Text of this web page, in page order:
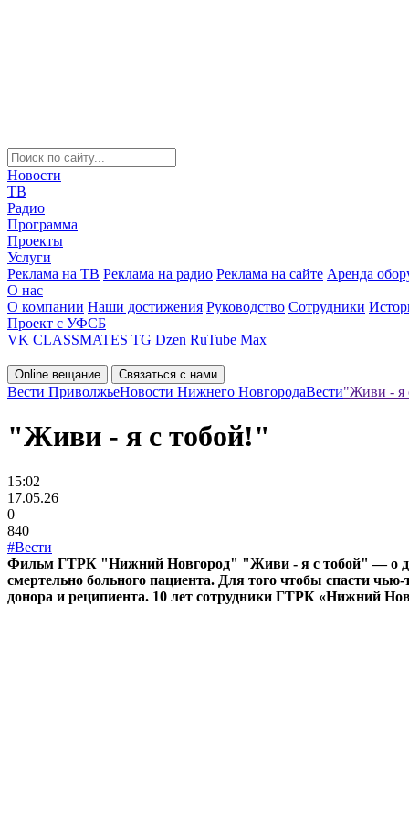
Новости
ТВ
Радио
Программа
Проекты
Услуги
Реклама на ТВ Реклама на радио Реклама на сайте Аренда
О нас
О компании Наши достижения Руководство Сотрудники
Проект с УФСБ
VK CLASSMATES TG Dzen RuTube Max
Online вещание Связаться с нами
Вести ПриволжьеНовости Нижнего НовгородаВести"Живи - я
"Живи - я с тобой!"
15:02
17.05.26
0
840
#Вести
Фильм ГТРК "Нижний Новгород" "Живи - я с тобой" — о
смертельно больного пациента. Для того чтобы спасти
донора и реципиента. 10 лет сотрудники ГТРК «Нижний